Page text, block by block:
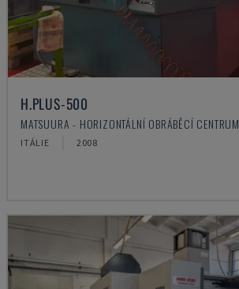
H.PLUS-500
MATSUURA - HORIZONTÁLNÍ OBRÁBĚCÍ CENTRUM
ITÁLIE 2008